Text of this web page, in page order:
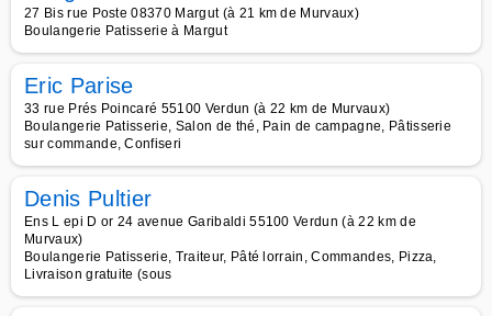
27 Bis rue Poste 08370 Margut (à 21 km de Murvaux)
Boulangerie Patisserie à Margut
Eric Parise
33 rue Prés Poincaré 55100 Verdun (à 22 km de Murvaux)
Boulangerie Patisserie, Salon de thé, Pain de campagne, Pâtisserie
sur commande, Confiseri
Denis Pultier
Ens L epi D or 24 avenue Garibaldi 55100 Verdun (à 22 km de
Murvaux)
Boulangerie Patisserie, Traiteur, Pâté lorrain, Commandes, Pizza,
Livraison gratuite (sous